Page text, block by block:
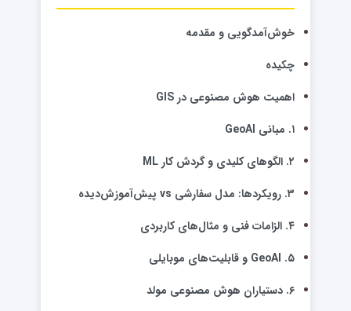
خوش‌آمدگویی و مقدمه
چکیده
اهمیت هوش مصنوعی در GIS
۱. مبانی GeoAI
۲. الگوهای کلیدی و گردش کار ML
۳. رویکردها: مدل سفارشی vs پیش‌آموزش‌دیده
۴. الزامات فنی و مثال‌های کاربردی
۵. GeoAI و قابلیت‌های موبایلی
۶. دستیاران هوش مصنوعی مولد